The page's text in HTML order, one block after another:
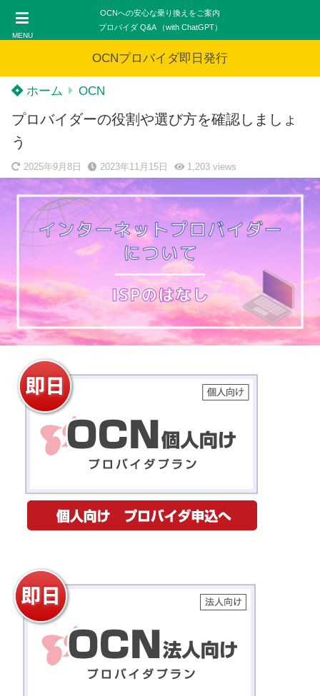
MENU
OCNへの安心な乗り換えをご案内
プロバイダ Q&A （with ChatGPT）
OCNプロバイダ即日発行
ホーム OCN
プロバイダーの役割や選び方を確認しましょ
う
2025年9月8日 2023年11月15日 1,203views